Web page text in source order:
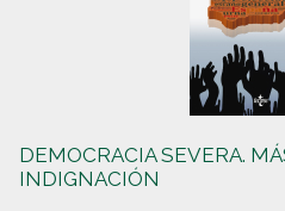
DEMOCRACIA SEVERA.
INDIGNACIÓN